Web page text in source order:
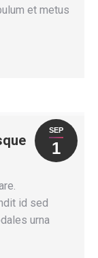
et metus
SEP
1
id sed
urna